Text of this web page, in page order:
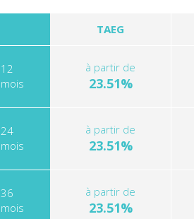
TAEG
12
mois
à partir de
23.51%
24
mois
à partir de
23.51%
36
mois
à partir de
23.51%